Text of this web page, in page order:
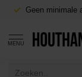
Geen minimale
MENU